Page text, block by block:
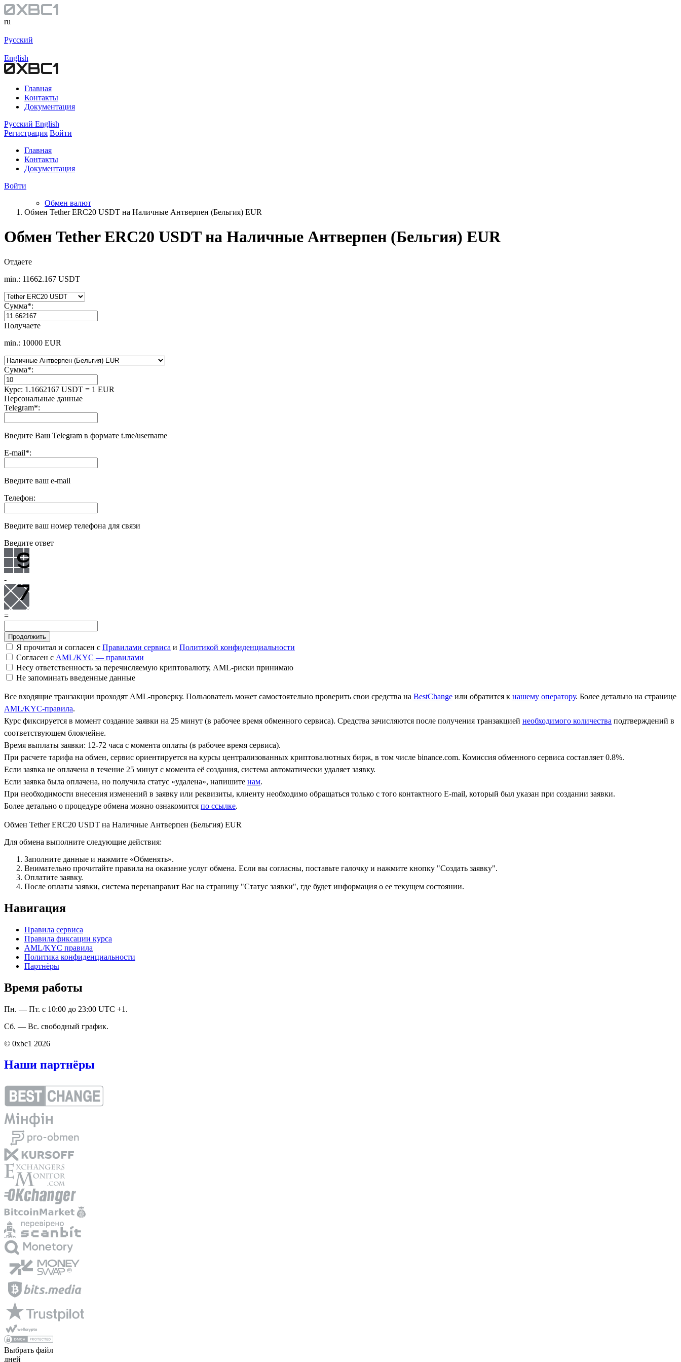
ru
Русский
English
Главная
Контакты
Документация
Русский English
Регистрация Войти
Главная
Контакты
Документация
Войти
Обмен валют
Обмен Tether ERC20 USDT на Наличные Антверпен (Бельгия) EUR
Обмен Tether ERC20 USDT на Наличные Антверпен (Бельгия) EUR
Отдаете
min.: 11662.167 USDT
Сумма*:
Получаете
min.: 10000 EUR
Сумма*:
Курс: 1.1662167 USDT = 1 EUR
Персональные данные
Telegram*:
Введите Ваш Telegram в формате t.me/username
E-mail*:
Введите ваш e-mail
Телефон:
Введите ваш номер телефона для связи
Введите ответ
-
=
Я прочитал и согласен с Правилами сервиса и Политикой конфиденциальности
Согласен с AML/KYC — правилами
Несу ответственность за перечисляемую криптовалюту, AML-риски принимаю
Не запоминать введенные данные
Все входящие транзакции проходят AML-проверку. Пользователь может самостоятельно проверить свои средства на BestChange или обратится к нашему оператору. Более детально на странице
AML/KYC-правила.
Курс фиксируется в момент создание заявки на 25 минут (в рабочее время обменного сервиса). Средства зачисляются после получения транзакцией необходимого количества подтверждений в
соответствующем блокчейне.
Время выплаты заявки: 12-72 часа с момента оплаты (в рабочее время сервиса).
При расчете тарифа на обмен, сервис ориентируется на курсы централизованных криптовалютных бирж, в том числе binance.com. Комиссия обменного сервиса составляет 0.8%.
Если заявка не оплачена в течение 25 минут с момента её создания, система автоматически удаляет заявку.
Если заявка была оплачена, но получила статус «удалена», напишите нам.
При необходимости внесения изменений в заявку или реквизиты, клиенту необходимо обращаться только с того контактного Е-mail, который был указан при создании заявки.
Более детально о процедуре обмена можно ознакомится по ссылке.
Обмен Tether ERC20 USDT на Наличные Антверпен (Бельгия) EUR
Для обмена выполните следующие действия:
Заполните данные и нажмите «Обменять».
Внимательно прочитайте правила на оказание услуг обмена. Если вы согласны, поставьте галочку и нажмите кнопку "Создать заявку".
Оплатите заявку.
После оплаты заявки, система перенаправит Вас на страницу "Статус заявки", где будет информация о ее текущем состоянии.
Навигация
Правила сервиса
Правила фиксации курса
AML/KYC правила
Политика конфиденциальности
Партнёры
Время работы
Пн. — Пт. с 10:00 до 23:00 UTC +1.
Сб. — Вс. свободный график.
© 0xbc1 2026
Наши партнёры
Выбрать файл
дней